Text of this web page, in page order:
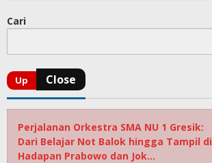
Cari
Perjalanan Orkestra SMA NU 1 Gresik:
Dari Belajar Not Balok hingga Tampil di
Hadapan Prabowo dan Jok…